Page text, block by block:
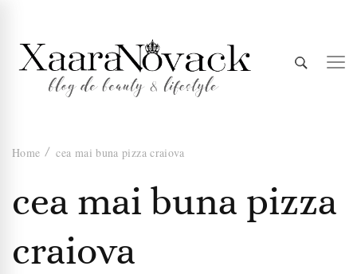
Xaara
Novack
Home cea mai buna pizza craiova
cea mai buna pizza
craiova